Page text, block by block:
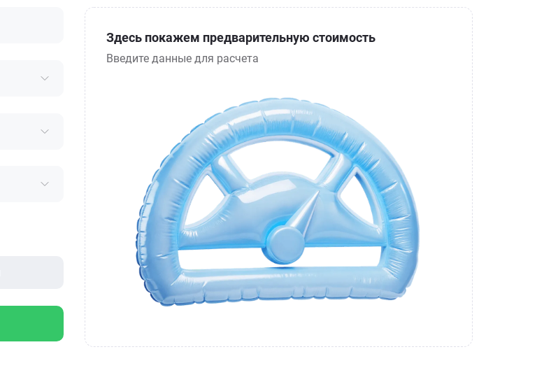
Здесь покажем предварительную стоимость
Введите данные для расчета